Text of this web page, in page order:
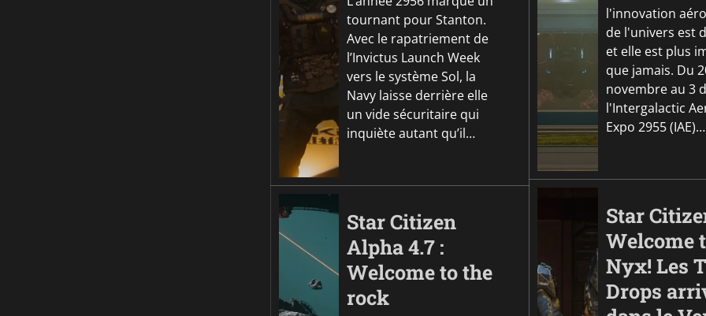
tournant pour Stanton.
Avec le rapatriement de
l’Invictus Launch Week
vers le système Sol, la
Navy laisse derrière elle
un vide sécuritaire qui
inquiète autant qu’il…
Star Citizen
Alpha 4.7 :
Welcome to the
rock
l'innovation
de l'univers est
et elle est plus
que jamais. Du
novembre au 3
l'Intergalactic
Expo 2955 (IAE)…
Star
Welcome
Nyx! Les
Drops